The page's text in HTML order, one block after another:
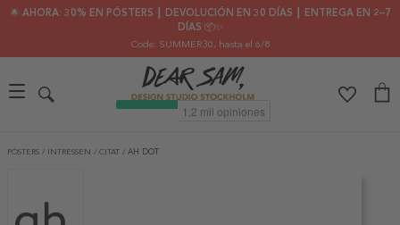
🌟 AHORA: 30% EN PÓSTERS ┃ DEVOLUCIÓN EN 30 DÍAS ┃ ENTREGA EN 2–7
DÍAS 📦✨
Code: SUMMER30, hasta el 6/8
PÓSTERS / INTRESSEN / CITAT / AH DOT